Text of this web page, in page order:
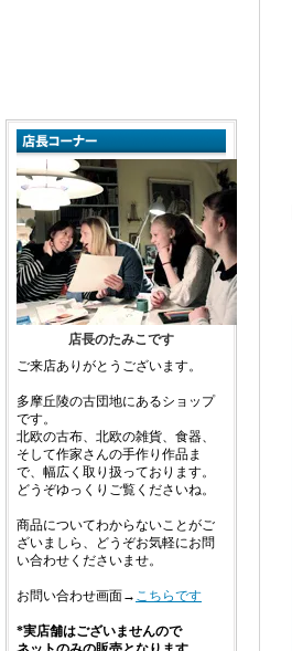
店長のたみこです
ご来店ありがとうございます。
多摩丘陵の古団地にあるショップ
です。
北欧の古布、北欧の雑貨、食器、
そして作家さんの手作り作品ま
で、幅広く取り扱っております。
どうぞゆっくりご覧くださいね。
商品についてわからないことがご
ざいましら、どうぞお気軽にお問
い合わせくださいませ。
お問い合わせ画面→ こちらです
*実店舗はございませんので